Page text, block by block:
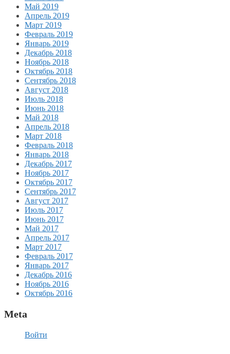
Май 2019
Апрель 2019
Март 2019
Февраль 2019
Январь 2019
Декабрь 2018
Ноябрь 2018
Октябрь 2018
Сентябрь 2018
Август 2018
Июль 2018
Июнь 2018
Май 2018
Апрель 2018
Март 2018
Февраль 2018
Январь 2018
Декабрь 2017
Ноябрь 2017
Октябрь 2017
Сентябрь 2017
Август 2017
Июль 2017
Июнь 2017
Май 2017
Апрель 2017
Март 2017
Февраль 2017
Январь 2017
Декабрь 2016
Ноябрь 2016
Октябрь 2016
Meta
Войти